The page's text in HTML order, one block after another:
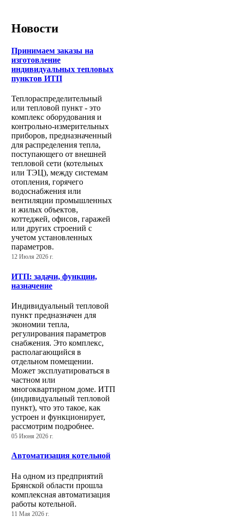
Новости
Принимаем заказы на
изготовление
индивидуальных тепловых
пунктов ИТП
Теплораспределительный
или тепловой пункт - это
комплекс оборудования и
контрольно-измерительных
приборов, предназначенный
для распределения тепла,
поступающего от внешней
тепловой сети (котельных
или ТЭЦ), между системам
отопления, горячего
водоснабжения или
вентиляции промышленных
и жилых объектов,
коттеджей, офисов, гаражей
или других строений с
учетом установленных
параметров.
12 Июля 2026 г.
ИТП: задачи, функции,
назначение
Индивидуальный тепловой
пункт предназначен для
экономии тепла,
регулирования параметров
снабжения. Это комплекс,
располагающийся в
отдельном помещении.
Может эксплуатироваться в
частном или
многоквартирном доме. ИТП
(индивидуальный тепловой
пункт), что это такое, как
устроен и функционирует,
рассмотрим подробнее.
05 Июня 2026 г.
Автоматизация котельной
На одном из предприятий
Брянской области прошла
комплексная автоматизация
работы котельной.
11 Мая 2026 г.